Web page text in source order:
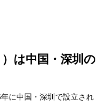
は中国・深圳の
に中国・深圳で設立され